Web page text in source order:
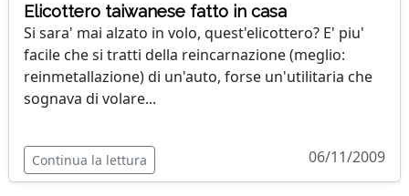
Elicottero taiwanese fatto in casa
Si sara' mai alzato in volo, quest'elicottero? E' piu'
facile che si tratti della reincarnazione (meglio:
reinmetallazione) di un'auto, forse un'utilitaria che
sognava di volare...
Continua la lettura 06/11/2009